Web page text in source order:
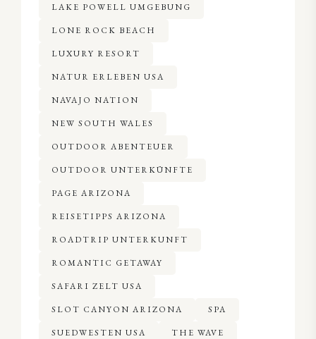
LAKE POWELL UMGEBUNG
LONE ROCK BEACH
LUXURY RESORT
NATUR ERLEBEN USA
NAVAJO NATION
NEW SOUTH WALES
OUTDOOR ABENTEUER
OUTDOOR UNTERKÜNFTE
PAGE ARIZONA
REISETIPPS ARIZONA
ROADTRIP UNTERKUNFT
ROMANTIC GETAWAY
SAFARI ZELT USA
SLOT CANYON ARIZONA SPA
SUEDWESTEN USA THE WAVE